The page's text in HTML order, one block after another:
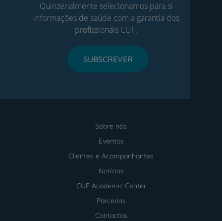
Quinzenalmente selecionamos para si
informações de saúde com a garantia dos
profissionais CUF.
SUBSCREVER
Sobre nós
Eventos
Clientes e Acompanhantes
Notícias
CUF Academic Center
Parcerias
Contactos